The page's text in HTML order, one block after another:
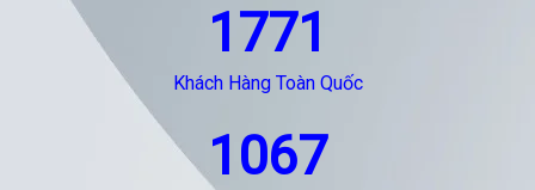
1771
Khách Hàng Toàn Quốc
1067